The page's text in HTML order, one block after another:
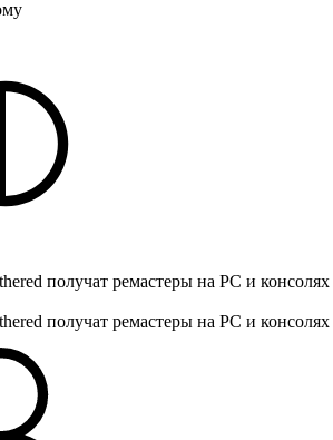
получат ремастеры на PC и консолях
получат ремастеры на PC и консолях